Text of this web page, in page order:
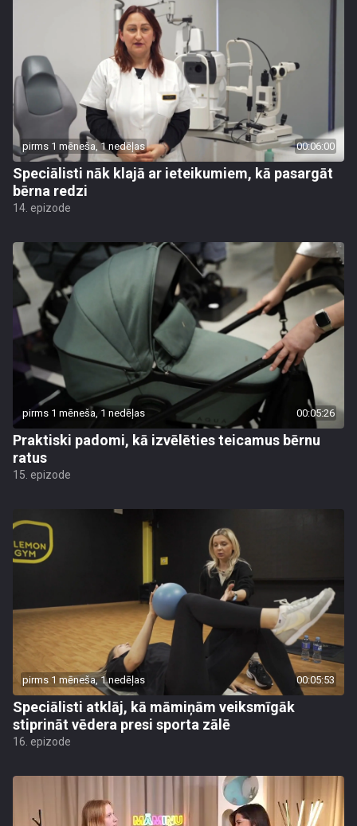
pirms 1 mēneša, 1 nedēļas 00:06:00
Speciālisti nāk klajā ar ieteikumiem, kā pasargāt
bērna redzi
14. epizode
pirms 1 mēneša, 1 nedēļas 00:05:26
Praktiski padomi, kā izvēlēties teicamus bērnu
ratus
15. epizode
pirms 1 mēneša, 1 nedēļas 00:05:53
Speciālisti atklāj, kā māmiņām veiksmīgāk
stiprināt vēdera presi sporta zālē
16. epizode